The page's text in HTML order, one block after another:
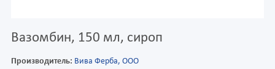
Вазомбин, 150 мл, сироп
Производитель: Вива Ферба, ООО